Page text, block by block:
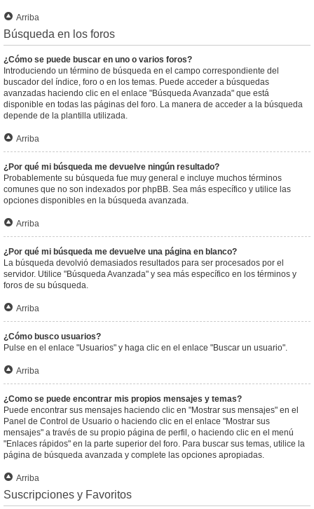
Arriba
Búsqueda en los foros
¿Cómo se puede buscar en uno o varios foros?
Introduciendo un término de búsqueda en el campo correspondiente del
buscador del índice, foro o en los temas. Puede acceder a búsquedas
avanzadas haciendo clic en el enlace "Búsqueda Avanzada" que está
disponible en todas las páginas del foro. La manera de acceder a la búsqueda
depende de la plantilla utilizada.
Arriba
¿Por qué mi búsqueda me devuelve ningún resultado?
Probablemente su búsqueda fue muy general e incluye muchos términos
comunes que no son indexados por phpBB. Sea más específico y utilice las
opciones disponibles en la búsqueda avanzada.
Arriba
¿Por qué mi búsqueda me devuelve una página en blanco?
La búsqueda devolvió demasiados resultados para ser procesados por el
servidor. Utilice "Búsqueda Avanzada" y sea más específico en los términos y
foros de su búsqueda.
Arriba
¿Cómo busco usuarios?
Pulse en el enlace "Usuarios" y haga clic en el enlace "Buscar un usuario".
Arriba
¿Como se puede encontrar mis propios mensajes y temas?
Puede encontrar sus mensajes haciendo clic en "Mostrar sus mensajes" en el
Panel de Control de Usuario o haciendo clic en el enlace "Mostrar sus
mensajes" a través de su propio página de perfil, o haciendo clic en el menú
"Enlaces rápidos" en la parte superior del foro. Para buscar sus temas, utilice la
página de búsqueda avanzada y complete las opciones apropiadas.
Arriba
Suscripciones y Favoritos